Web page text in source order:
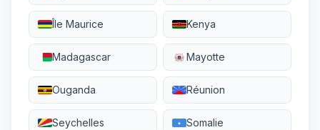
Île Maurice Kenya
Madagascar Mayotte
Ouganda Réunion
Seychelles Somalie